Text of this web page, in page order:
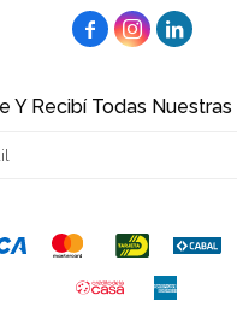
  
Y Recibí Todas